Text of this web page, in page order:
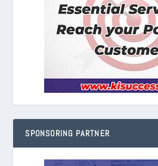
SPONSORING PARTNER